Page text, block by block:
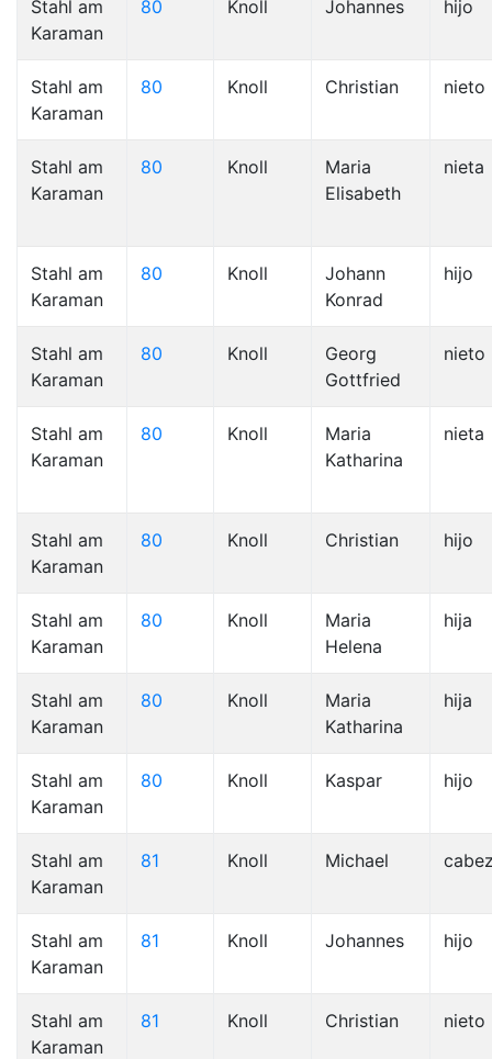
Stahl am
Karaman
80 Knoll Johannes hijo
Stahl am
Karaman
80 Knoll Christian nieto
Stahl am
Karaman
80 Knoll
Maria
Elisabeth
nieta
Stahl am
Karaman
80 Knoll
Johann
Konrad
hijo
Stahl am
Karaman
80 Knoll
Georg
Gottfried
nieto
Stahl am
Karaman
80 Knoll
Maria
Katharina
nieta
Stahl am
Karaman
80 Knoll Christian hijo
Stahl am
Karaman
80 Knoll
Maria
Helena
hija
Stahl am
Karaman
80 Knoll
Maria
Katharina
hija
Stahl am
Karaman
80 Knoll Kaspar hijo
Stahl am
Karaman
81 Knoll Michael
Stahl am
Karaman
81 Knoll Johannes hijo
Stahl am
Karaman
81 Knoll Christian nieto